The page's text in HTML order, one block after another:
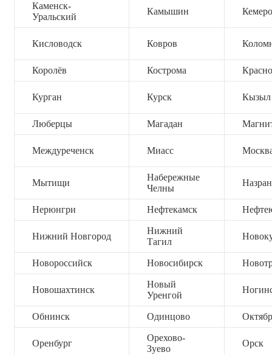
Каменск-
Уральский
Камышин
Кисловодск Ковров
Королёв Кострома
Курган Курск Кызыл
Люберцы Магадан
Междуреченск Миасс
Мытищи
Набережные
Челны
Нерюнгри Нефтекамск
Нижний Новгород
Нижний
Тагил
Новороссийск Новосибирск
Новошахтинск
Новый
Уренгой
Обнинск Одинцово
Оренбург
Орехово-
Зуево
Орск